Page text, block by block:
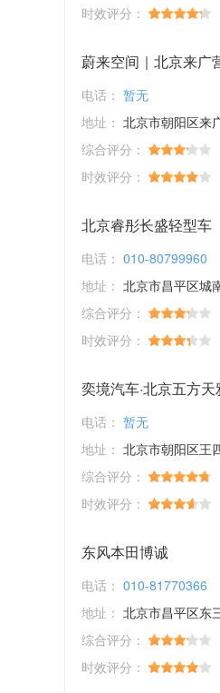
时效评分：
蔚来空间｜北京来广
电话： 暂无
地址： 北京市朝阳区来
综合评分：
时效评分：
北京睿彤长盛轻型车
电话： 010-80799960
地址： 北京市昌平区城
综合评分：
时效评分：
奕境汽车·北京五方天
电话： 暂无
地址： 北京市朝阳区王
综合评分：
时效评分：
东风本田博诚
电话： 010-81770366
地址： 北京市昌平区东
综合评分：
时效评分：